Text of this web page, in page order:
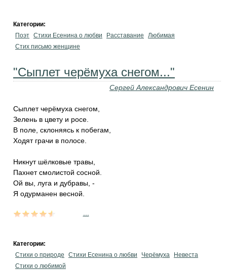
Категории:
Поэт Стихи Есенина о любви Расставание
Любимая
Стих письмо женщине
"Сыплет черёмуха снегом..."
Сергей Александрович Есенин
Сыплет черёмуха снегом,
Зелень в цвету и росе.
В поле, склоняясь к побегам,
Ходят грачи в полосе.
Никнут шёлковые травы,
Пахнет смолистой сосной.
Ой вы, луга и дубравы, -
Я одурманен весной.
Категории:
Стихи о природе
Стихи Есенина о любви Черёмуха
Невеста
Стихи о любимой